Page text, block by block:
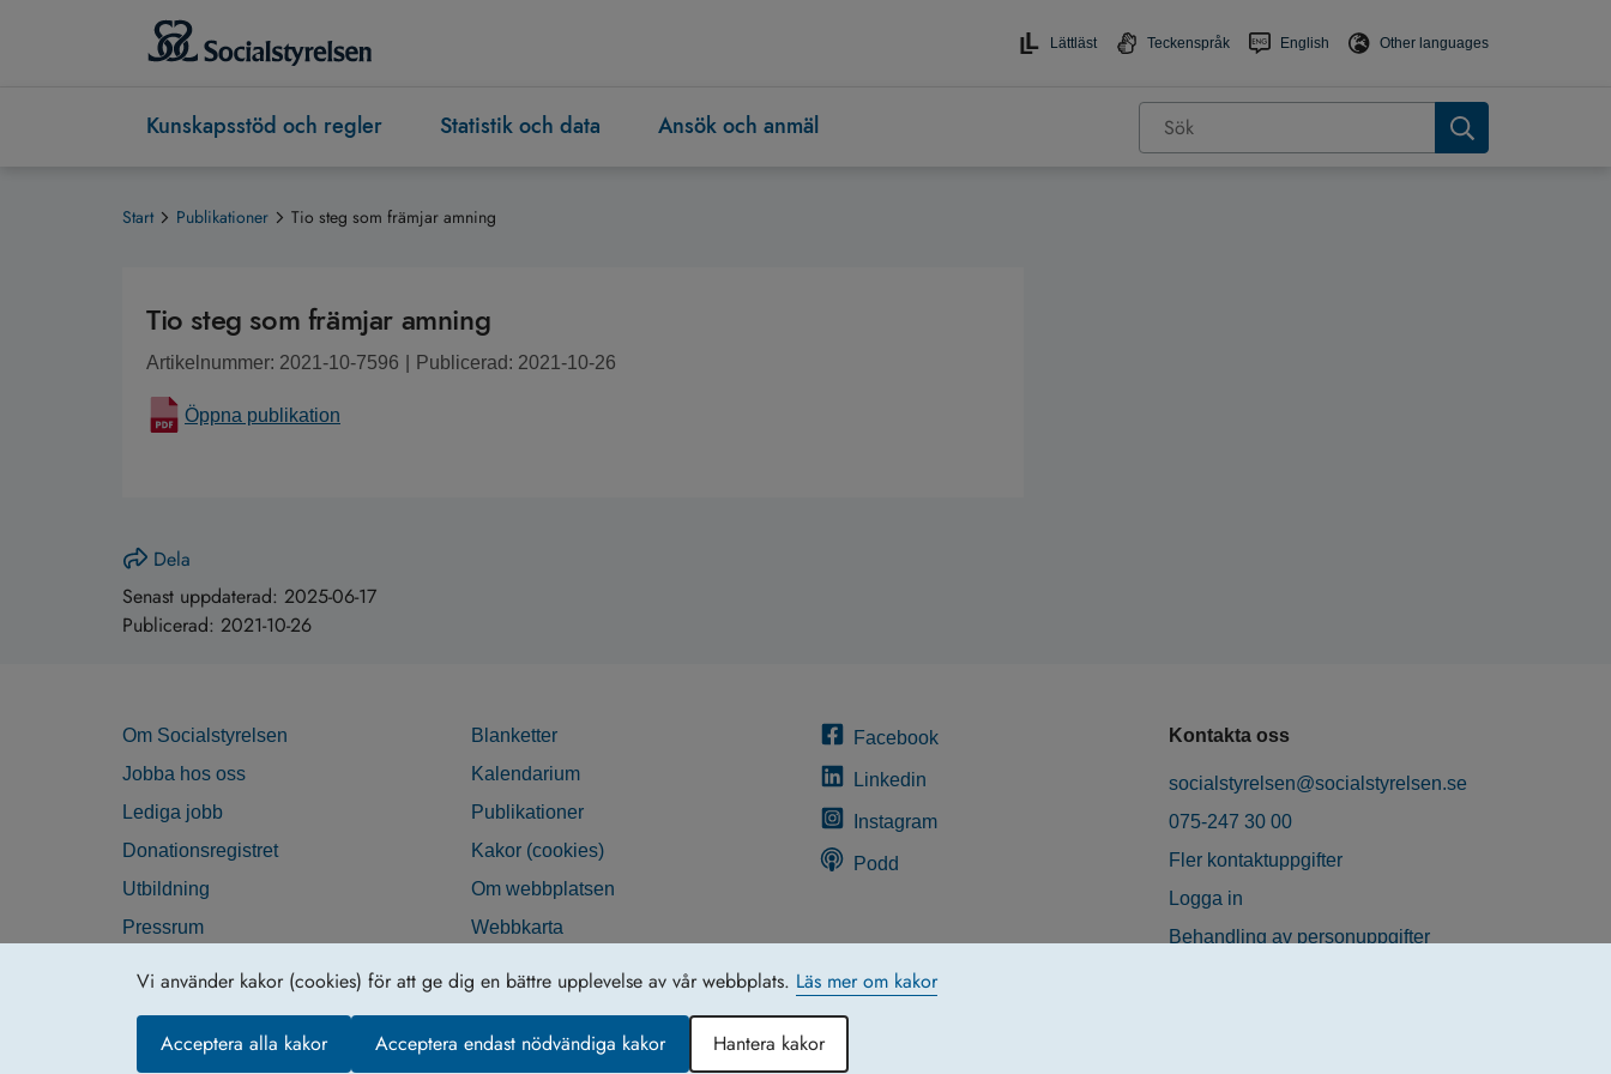
Vi använder kakor (cookies) för att ge dig en bättre upplevelse av vår webbplats. Läs mer om kakor
Acceptera alla kakor Acceptera endast nödvändiga kakor Hantera kakor
Lättläst Teckenspråk English Other languages
Kunskapsstöd och regler Statistik och data Ansök och anmäl
Start Publikationer Tio steg som främjar amning
Tio steg som främjar amning
Artikelnummer: 2021-10-7596 Publicerad: 2021-10-26
Öppna publikation
Dela
Senast uppdaterad: 2025-06-17
Publicerad: 2021-10-26
Om Socialstyrelsen
Jobba hos oss
Lediga jobb
Donationsregistret
Utbildning
Pressrum
Blanketter
Kalendarium
Publikationer
Kakor (cookies)
Om webbplatsen
Webbkarta
Facebook
Linkedin
Instagram
Podd
Kontakta oss
socialstyrelsen@socialstyrelsen.se
075-247 30 00
Fler kontaktuppgifter
Logga in
Behandling av personuppgifter